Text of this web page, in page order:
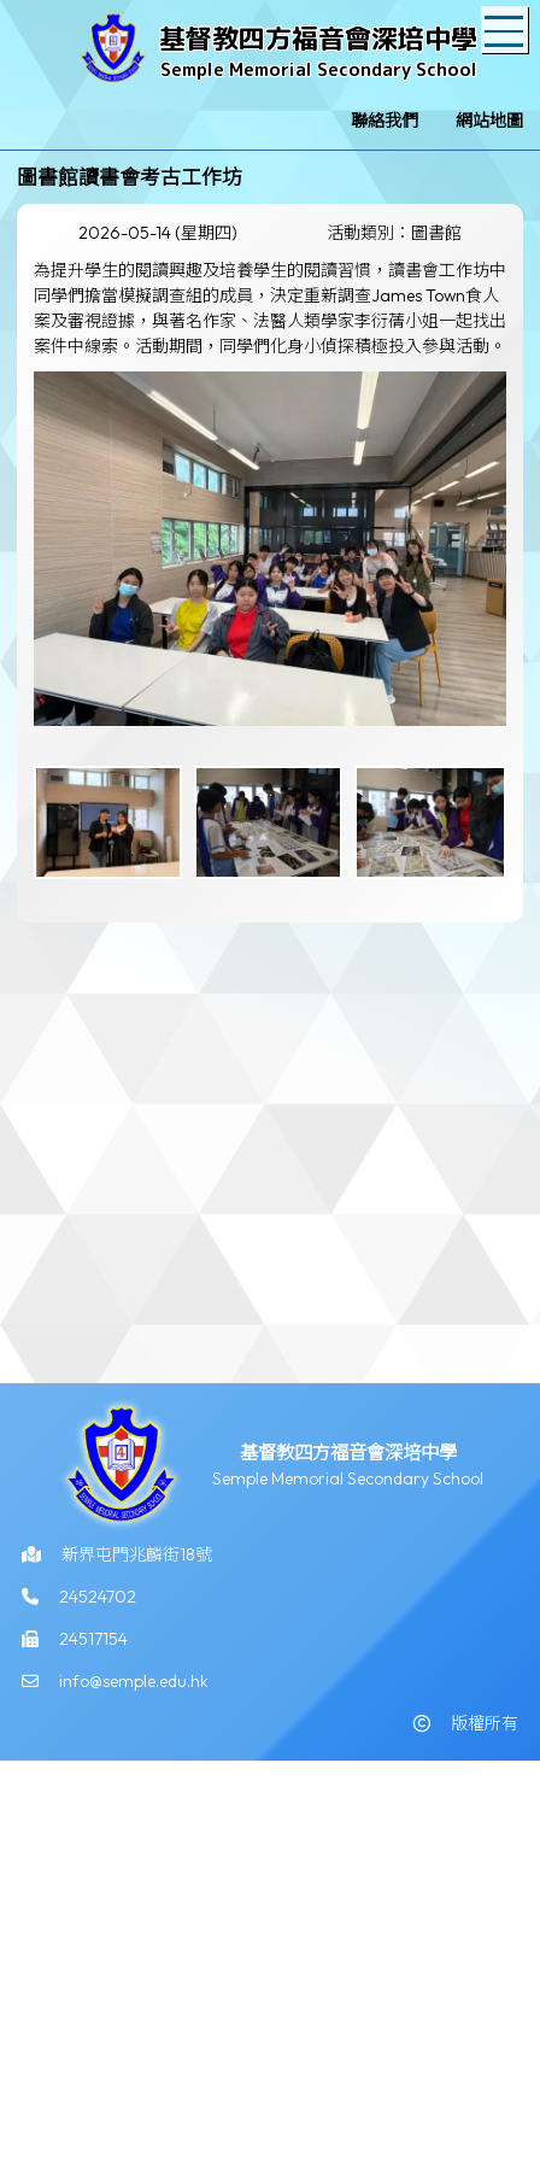
基督教四方福音會深培中學
Semple Memorial Secondary School
聯絡我們 網站地圖
圖書館讀書會考古工作坊
2026-05-14 (星期四)
活動類別：圖書館
為提升學生的閱讀興趣及培養學生的閱讀習慣，讀書會工作坊中
同學們擔當模擬調查組的成員，決定重新調查James Town食人
案及審視證據，與著名作家、法醫人類學家李衍蒨小姐一起找出
案件中線索。活動期間，同學們化身小偵探積極投入參與活動。
基督教四方福音會深培中學
Semple Memorial Secondary School
新界屯門兆麟街18號
24524702
24517154
info@semple.edu.hk
版權所有